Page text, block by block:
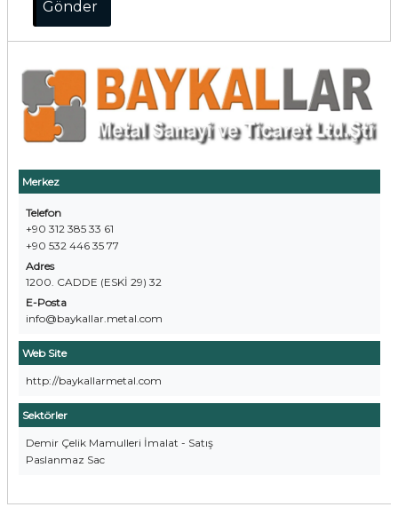
Merkez
Telefon
+90 312 385 33 61
+90 532 446 35 77
Adres
1200. CADDE (ESKİ 29) 32
E-Posta
info@baykallar.metal.com
Web Site
http://baykallarmetal.com
Sektörler
Demir Çelik Mamulleri İmalat - Satış
Paslanmaz Sac